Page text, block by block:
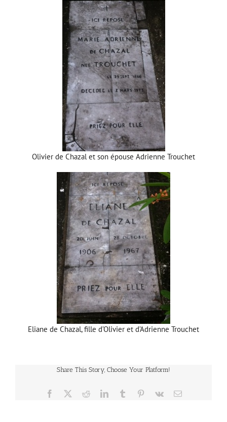
Olivier de Chazal et son épouse Adrienne Trouchet
Eliane de Chazal, fille d’Olivier et d’Adrienne Trouchet
Share This Story, Choose Your Platform!
Facebook RedditLinkedInTumblr Pinterest
Vk Email